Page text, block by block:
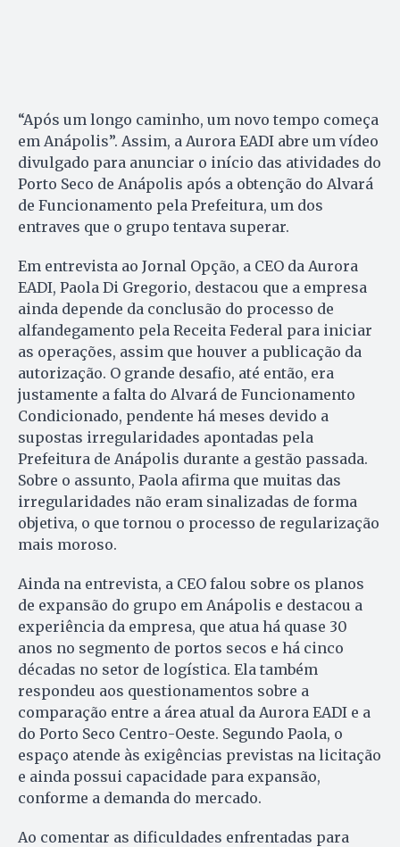
“Após um longo caminho, um novo tempo começa
em Anápolis”. Assim, a Aurora EADI abre um vídeo
divulgado para anunciar o início das atividades do
Porto Seco de Anápolis após a obtenção do Alvará
de Funcionamento pela Prefeitura, um dos
entraves que o grupo tentava superar.
Em entrevista ao Jornal Opção, a CEO da Aurora
EADI, Paola Di Gregorio, destacou que a empresa
ainda depende da conclusão do processo de
alfandegamento pela Receita Federal para iniciar
as operações, assim que houver a publicação da
autorização. O grande desafio, até então, era
justamente a falta do Alvará de Funcionamento
Condicionado, pendente há meses devido a
supostas irregularidades apontadas pela
Prefeitura de Anápolis durante a gestão passada.
Sobre o assunto, Paola afirma que muitas das
irregularidades não eram sinalizadas de forma
objetiva, o que tornou o processo de regularização
mais moroso.
Ainda na entrevista, a CEO falou sobre os planos
de expansão do grupo em Anápolis e destacou a
experiência da empresa, que atua há quase 30
anos no segmento de portos secos e há cinco
décadas no setor de logística. Ela também
respondeu aos questionamentos sobre a
comparação entre a área atual da Aurora EADI e a
do Porto Seco Centro-Oeste. Segundo Paola, o
espaço atende às exigências previstas na licitação
e ainda possui capacidade para expansão,
conforme a demanda do mercado.
Ao comentar as dificuldades enfrentadas para